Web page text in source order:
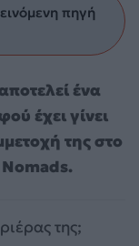
πηγή
ένα
έχει γίνει
της στο
Nomads.
της;